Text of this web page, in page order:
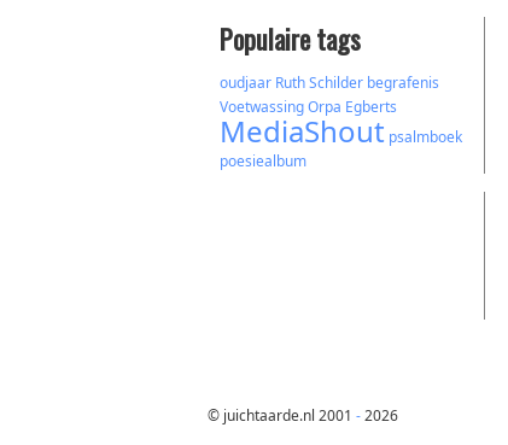
Populaire tags
oudjaar RuthSchilder begrafenis
VoetwassingOrpa Egberts
MediaShout psalmboek
poesiealbum
© juichtaarde.nl 2001 -2026